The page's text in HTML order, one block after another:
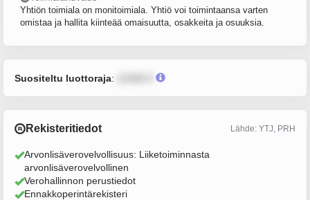
Yhtiön toimiala on monitoimiala. Yhtiö voi toimintaansa varten
omistaa ja hallita kiinteää omaisuutta, osakkeita ja osuuksia.
Suositeltu luottoraja:
Rekisteritiedot Lähde: YTJ, PRH
Arvonlisäverovelvollisuus: Liiketoiminnasta
arvonlisäverovelvollinen
Verohallinnon perustiedot
Ennakkoperintärekisteri